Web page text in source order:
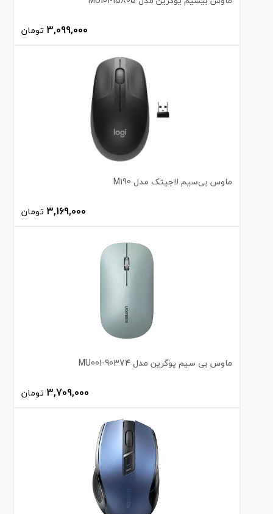
3,099,000 تومان
ماوس بی‌سیم لاجیتک مدل M190
3,169,000 تومان
ماوس بی سیم یوگرین مدل MU001-90374
3,709,000 تومان